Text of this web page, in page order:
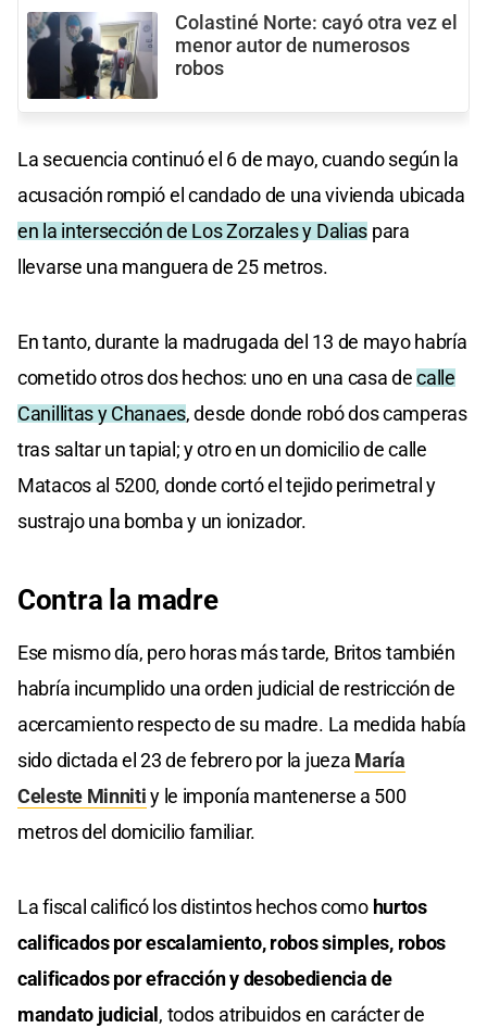
Colastiné Norte: cayó otra vez el
menor autor de numerosos
robos
La secuencia continuó el 6 de mayo, cuando según la
acusación rompió el candado de una vivienda ubicada
en la intersección de Los Zorzales y Dalias para
llevarse una manguera de 25 metros.
En tanto, durante la madrugada del 13 de mayo habría
cometido otros dos hechos: uno en una casa decalle
Canillitas y Chanaes, desde donde robó dos camperas
tras saltar un tapial; y otro en un domicilio de calle
Matacos al 5200, donde cortó el tejido perimetral y
sustrajo una bomba y un ionizador.
Contra la madre
Ese mismo día, pero horas más tarde, Britos también
habría incumplido una orden judicial de restricción de
acercamiento respecto de su madre. La medida había
sido dictada el 23 de febrero por la jueza María
Celeste Minnitiy le imponía mantenerse a 500
metros del domicilio familiar.
La fiscal calificó los distintos hechos como hurtos
calificados por escalamiento, robos simples, robos
calificados por efracción y desobediencia de
mandato judicial , todos atribuidos en carácter de